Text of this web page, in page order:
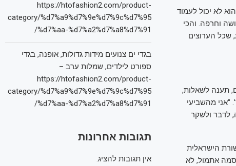
לא יכול לעמוד
וחרפה. והכי
שכל הערוצים
תענה לשאלות,
"אני מהשביעי
לדבר ולשקר
הישראלית
אתמול, לא
https://htofashion2.com/product-
category/%d7%a9%d7%9e%d7%9c%d7%95
%d7%aa-%d7%a2%d7%a8%d7%91/
בגדי ים צנועים מידות גדולות, אופנה, בגדי
ספורט לילדים, שמלות ערב –
https://htofashion2.com/product-
category/%d7%a9%d7%9e%d7%9c%d7%95
%d7%aa-%d7%a2%d7%a8%d7%91/
תגובות אחרונות
אין תגובות להציג.